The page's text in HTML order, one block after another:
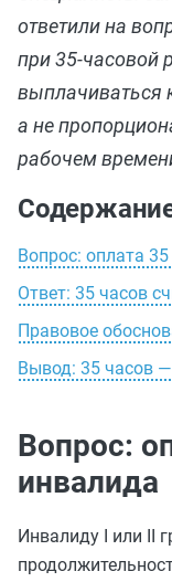
ответили на
при 35‑часовой
выплачиваться
а не
рабочем
Вопрос: оплата
Ответ: 35 часов
Правовое
Вывод: 35 часов
Вопрос:
инвалида
Инвалиду I или II